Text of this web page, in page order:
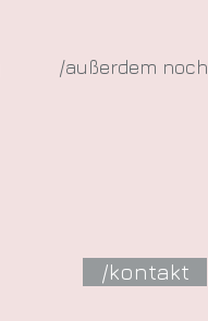
/außerdem noch
/kontakt